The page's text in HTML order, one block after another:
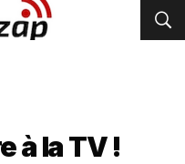
à la TV !